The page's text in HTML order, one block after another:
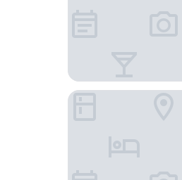
Hotel Sky Cape Town